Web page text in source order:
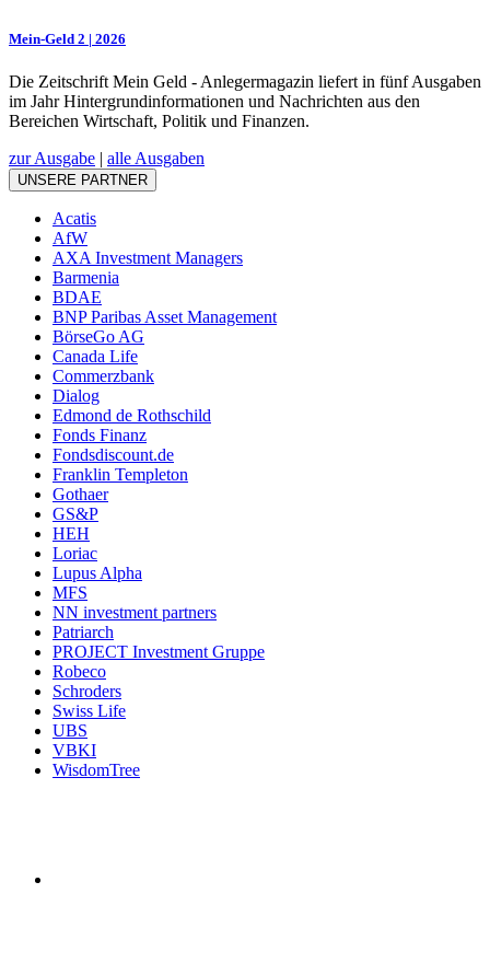
Mein-Geld 2 | 2026
Die Zeitschrift Mein Geld - Anlegermagazin liefert in fünf Ausgaben
im Jahr Hintergrundinformationen und Nachrichten aus den
Bereichen Wirtschaft, Politik und Finanzen.
zur Ausgabe | alle Ausgaben
UNSERE PARTNER
Acatis
AfW
AXA Investment Managers
Barmenia
BDAE
BNP Paribas Asset Management
BörseGo AG
Canada Life
Commerzbank
Dialog
Edmond de Rothschild
Fonds Finanz
Fondsdiscount.de
Franklin Templeton
Gothaer
GS&P
HEH
Loriac
Lupus Alpha
MFS
NN investment partners
Patriarch
PROJECT Investment Gruppe
Robeco
Schroders
Swiss Life
UBS
VBKI
WisdomTree